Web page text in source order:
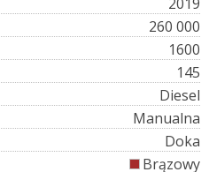
260 000
1600
145
Diesel
Manualna
Doka
Brązowy